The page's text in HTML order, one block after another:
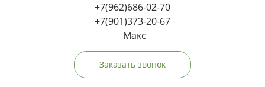
+7(962)686-02-70
+7(901)373-20-67
Макс
Заказать звонок